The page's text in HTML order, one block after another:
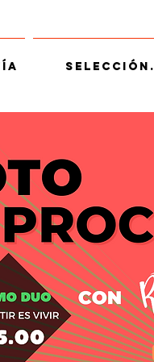
Selección.